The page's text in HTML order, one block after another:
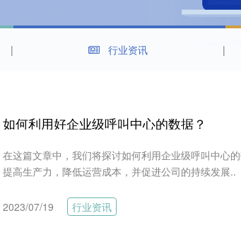
行业资讯
如何利用好企业级呼叫中心的数据？
在这篇文章中，我们将探讨如何利用企业级呼叫中心
提高生产力，降低运营成本，并促进公司的持续发展..
2023/07/19 行业资讯